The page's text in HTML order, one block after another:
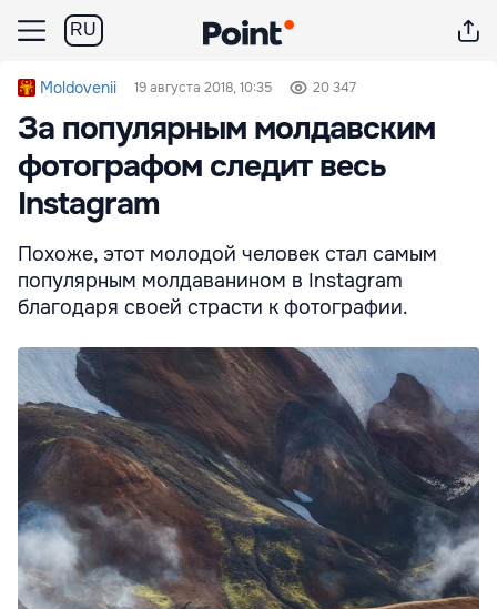
RU
Moldovenii 19 августа 2018, 10:35 20 347
За популярным молдавским
фотографом следит весь
Instagram
Похоже, этот молодой человек стал самым
популярным молдаванином в Instagram
благодаря своей страсти к фотографии.